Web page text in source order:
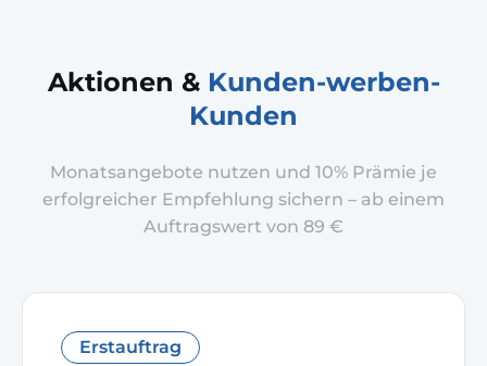
Aktionen & Kunden-werben-
Kunden
Monatsangebote nutzen und 10% Prämie je
erfolgreicher Empfehlung sichern – ab einem
Auftragswert von 89 €
Erstauftrag